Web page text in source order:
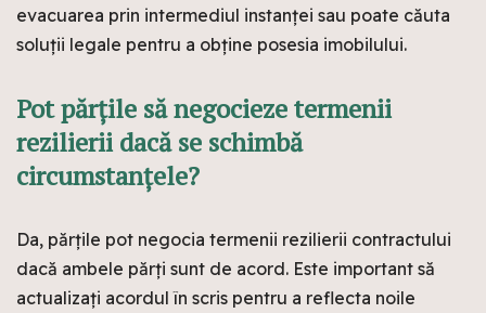
evacuarea prin intermediul instanței sau poate căuta
soluții legale pentru a obține posesia imobilului.
Pot părțile să negocieze termenii
rezilierii dacă se schimbă
circumstanțele?
Da, părțile pot negocia termenii rezilierii contractului
dacă ambele părți sunt de acord. Este important să
actualizați acordul în scris pentru a reflecta noile